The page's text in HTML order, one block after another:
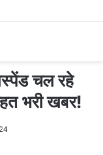
चल रहे
भरी खबर!